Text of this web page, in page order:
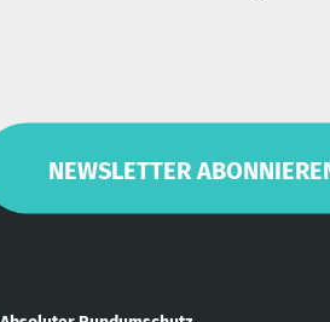
NEWSLETTER